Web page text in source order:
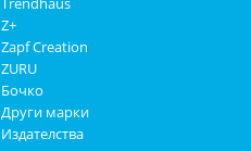
Z+
Zapf Creation
ZURU
Бочко
Други марки
Издателства